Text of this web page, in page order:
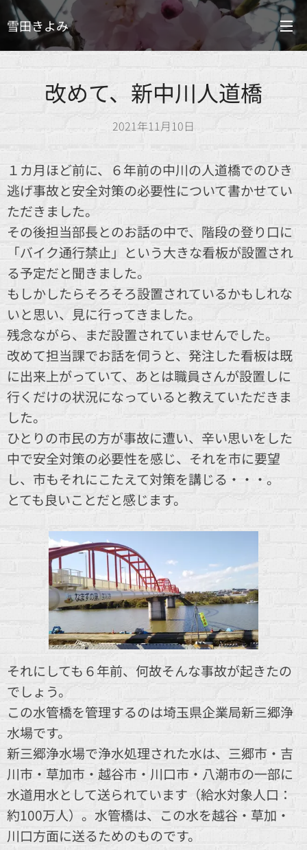
雪田きよみ
改めて、新中川人道橋
2021年11月10日
１カ月ほど前に、６年前の中川の人道橋でのひき
逃げ事故と安全対策の必要性について書かせてい
ただきました。
その後担当部長とのお話の中で、階段の登り口に
「バイク通行禁止」という大きな看板が設置され
る予定だと聞きました。
もしかしたらそろそろ設置されているかもしれな
いと思い、見に行ってきました。
残念ながら、まだ設置されていませんでした。
改めて担当課でお話を伺うと、発注した看板は既
に出来上がっていて、あとは職員さんが設置しに
行くだけの状況になっていると教えていただきま
した。
ひとりの市民の方が事故に遭い、辛い思いをした
中で安全対策の必要性を感じ、それを市に要望
し、市もそれにこたえて対策を講じる・・・。
とても良いことだと感じます。
それにしても６年前、何故そんな事故が起きたの
でしょう。
この水管橋を管理するのは埼玉県企業局新三郷浄
水場です。
新三郷浄水場で浄水処理された水は、三郷市・吉
川市・草加市・越谷市・川口市・八潮市の一部に
水道用水として送られています（給水対象人口：
約100万人）。水管橋は、この水を越谷・草加・
川口方面に送るためのものです。